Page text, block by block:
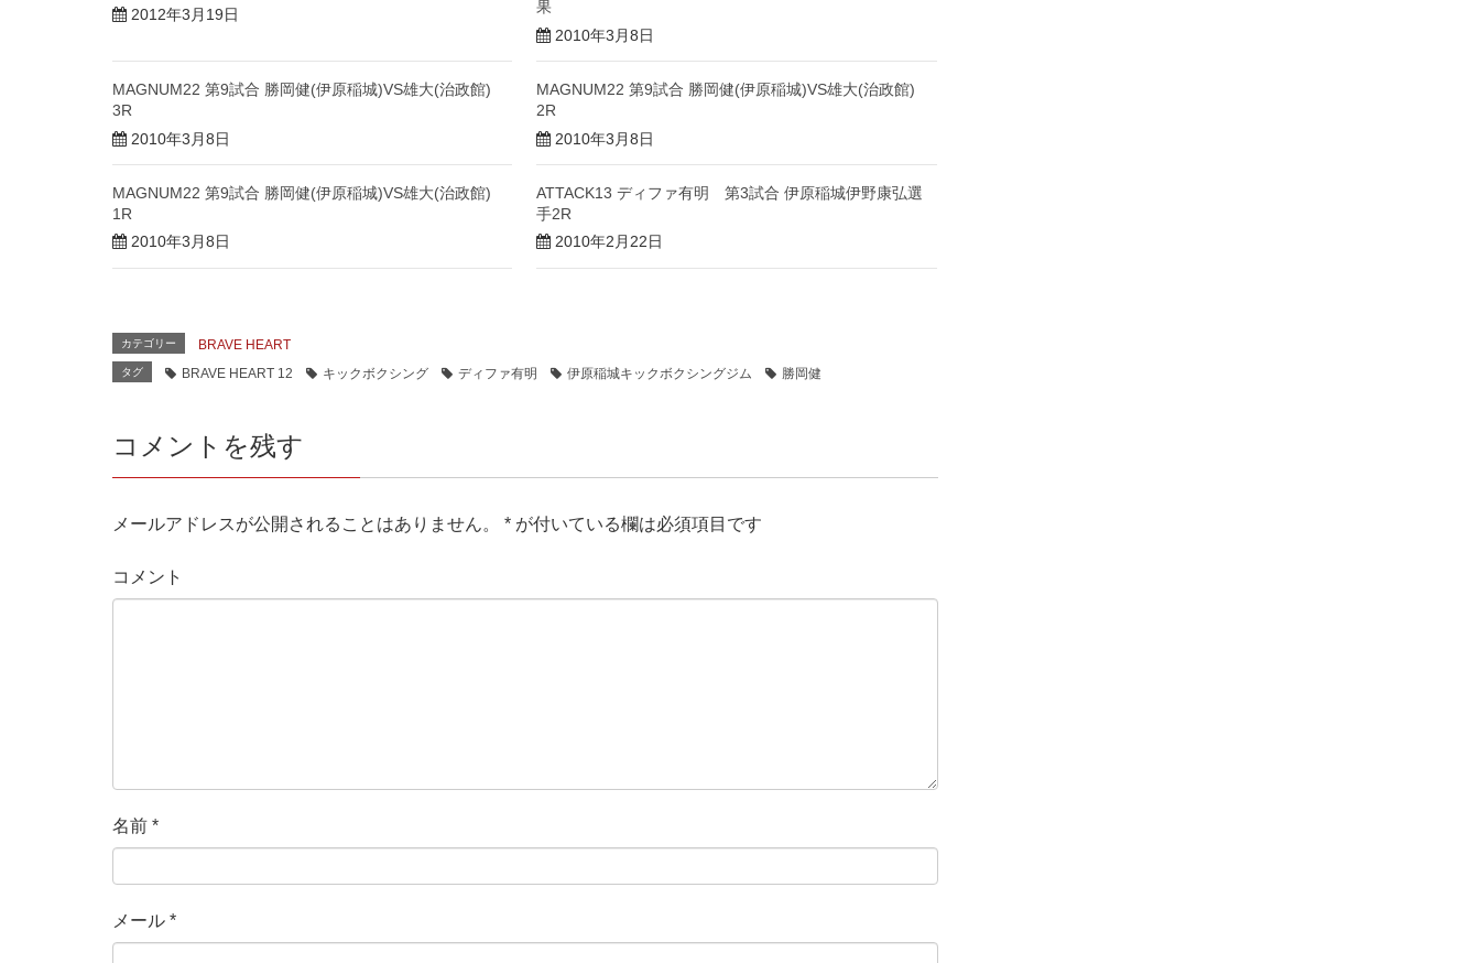
2012年3月19日
果
2010年3月8日
MAGNUM22 第9試合 勝岡健(伊原稲城)VS雄大(治政館)
3R
2010年3月8日
MAGNUM22 第9試合 勝岡健(伊原稲城)VS雄大(治政館)
2R
2010年3月8日
MAGNUM22 第9試合 勝岡健(伊原稲城)VS雄大(治政館)
1R
2010年3月8日
ATTACK13 ディファ有明 第3試合 伊原稲城伊野康弘選
手2R
2010年2月22日
カテゴリー BRAVE HEART
タグ BRAVE HEART 12 キックボクシング ディファ有明 伊原稲城キックボクシングジム 勝岡健
コメントを残す
メールアドレスが公開されることはありません。 * が付いている欄は必須項目です
コメント
名前 *
メール *